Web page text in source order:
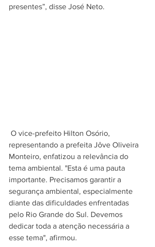
presentes”, disse José Neto.
representando a prefeita Jôve Oliveira
Monteiro, enfatizou a relevância do
tema ambiental. "Esta é uma pauta
importante. Precisamos garantir a
segurança ambiental, especialmente
diante das dificuldades enfrentadas
pelo Rio Grande do Sul. Devemos
dedicar toda a atenção necessária a
esse tema", afirmou.